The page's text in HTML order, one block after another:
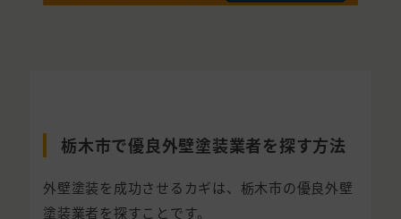
栃木市で優良外壁塗装業者を探す方法
外壁塗装を成功させるカギは、栃木市の優良外壁
塗装業者を探すことです。